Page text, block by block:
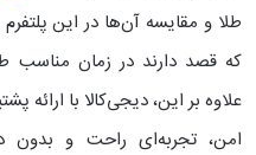
طلا و مقایسه آن‌ها در این
که قصد دارند در زمان مناسب
امن، تجربه‌ای راحت و بدون